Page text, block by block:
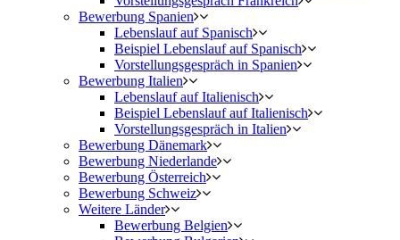
Bewerbung Spanien
Lebenslauf auf Spanisch
Beispiel Lebenslauf auf Spanisch
Vorstellungsgespräch in Spanien
Bewerbung Italien
Lebenslauf auf Italienisch
Beispiel Lebenslauf auf Italienisch
Vorstellungsgespräch in Italien
Bewerbung Dänemark
Bewerbung Niederlande
Bewerbung Österreich
Bewerbung Schweiz
Weitere Länder
Bewerbung Belgien